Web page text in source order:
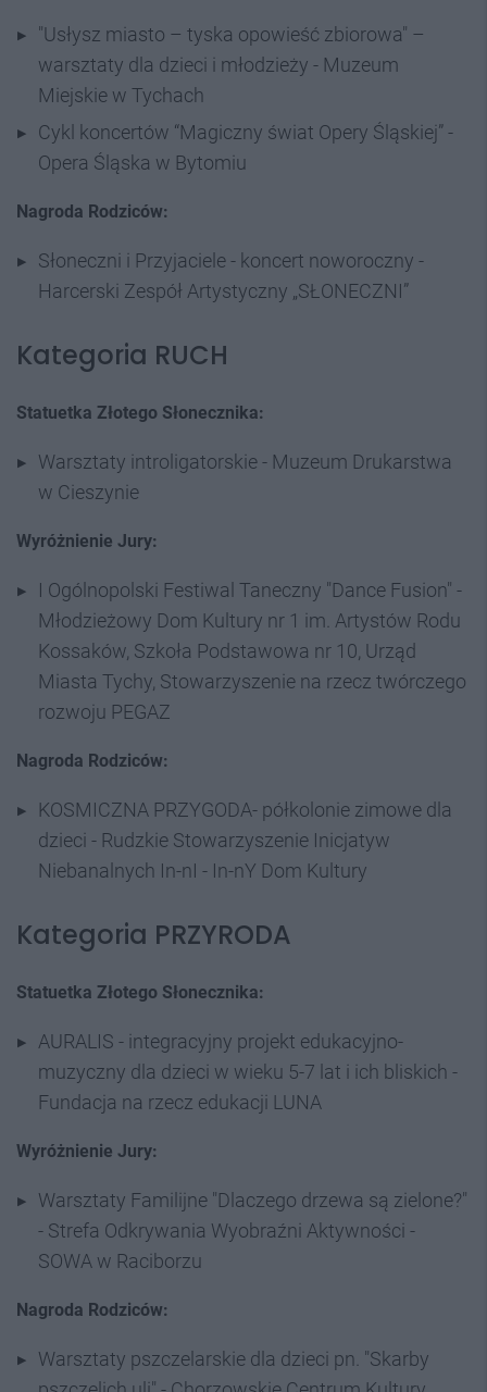
"Usłysz miasto – tyska opowieść zbiorowa" –
warsztaty dla dzieci i młodzieży - Muzeum
Miejskie w Tychach
Cykl koncertów “Magiczny świat Opery Śląskiej” -
Opera Śląska w Bytomiu
Nagroda Rodziców:
Słoneczni i Przyjaciele - koncert noworoczny -
Harcerski Zespół Artystyczny „SŁONECZNI”
Kategoria RUCH
Statuetka Złotego Słonecznika:
Warsztaty introligatorskie - Muzeum Drukarstwa
w Cieszynie
Wyróżnienie Jury:
I Ogólnopolski Festiwal Taneczny "Dance Fusion" -
Młodzieżowy Dom Kultury nr 1 im. Artystów Rodu
Kossaków, Szkoła Podstawowa nr 10, Urząd
Miasta Tychy, Stowarzyszenie na rzecz twórczego
rozwoju PEGAZ
Nagroda Rodziców:
KOSMICZNA PRZYGODA- półkolonie zimowe dla
dzieci - Rudzkie Stowarzyszenie Inicjatyw
Niebanalnych In-nI - In-nY Dom Kultury
Kategoria PRZYRODA
Statuetka Złotego Słonecznika:
AURALIS - integracyjny projekt edukacyjno-
muzyczny dla dzieci w wieku 5-7 lat i ich bliskich -
Fundacja na rzecz edukacji LUNA
Wyróżnienie Jury:
Warsztaty Familijne "Dlaczego drzewa są zielone?"
- Strefa Odkrywania Wyobraźni Aktywności -
SOWA w Raciborzu
Nagroda Rodziców:
Warsztaty pszczelarskie dla dzieci pn. "Skarby